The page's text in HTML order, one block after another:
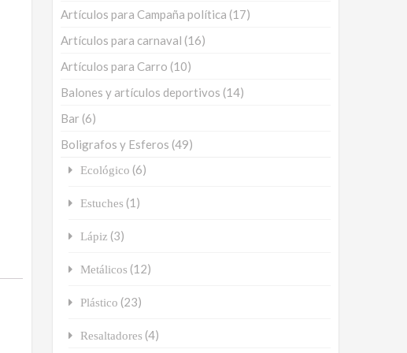
Artículos para Campaña política (17)
Artículos para carnaval (16)
Artículos para Carro (10)
Balones y artículos deportivos (14)
Bar (6)
Boligrafos y Esferos (49)
Ecológico (6)
Estuches (1)
Lápiz (3)
Metálicos (12)
Plástico (23)
Resaltadores (4)